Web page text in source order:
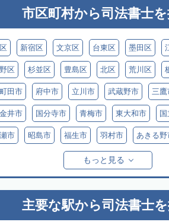
市区町村から司法書士
新宿区 文京区 台東区 墨田区
区 杉並区 豊島区 北区 荒川区
町田市 府中市 立川市 武蔵野市 三鷹
井市 国分寺市 青梅市 東大和市
市 昭島市 福生市 羽村市 あきる野
西多摩郡檜原村 伊豆大島
青ヶ島 小笠原村
もっと見る
主要な駅から司法書士